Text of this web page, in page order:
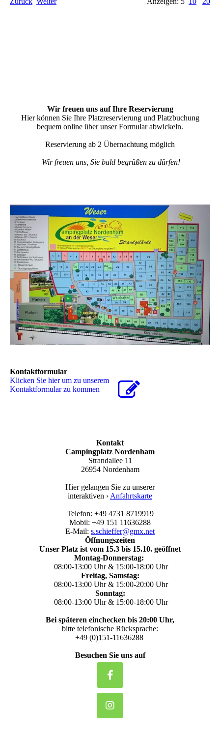
Wir freuen uns auf Ihre Reservierung
Hier können Sie Ihre Platzreservierung und Platzbuchung
bequem online über unser Formular abwickeln.
Reservierung ab 2 Übernachtung möglich
Wir freuen uns, Sie bald begrüßen zu dürfen!
Kontaktformular
Klicken Sie hier um zu unserem
Kon­takt­for­mu­lar zu kommen
Kontakt
Campingplatz Nordenham
Strandallee 11
26954 Nordenham
Hier gelangen Sie zu unserer
interaktiven › Anfahrtskarte
Telefon: +49 4731 8719919
Mobil: +49 151 11636288
E-Mail: s.schieffer@gmx.net
Öffnungszeiten
Unser Platz ist vom 15.3 bis 15.10. geöffnet
Montag-Donnerstag:
08:00-13:00 Uhr & 15:00-18:00 Uhr
Freitag, Samstag:
08:00-13:00 Uhr & 15:00-20:00 Uhr
Sonntag:
08:00-13:00 Uhr & 15:00-18:00 Uhr
Bei späteren einchecken bis 20:00 Uhr,
bitte telefonische Rücksprache:
+49 (0)151-11636288
Besuchen Sie uns auf